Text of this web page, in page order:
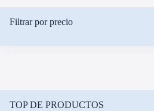
Filtrar por precio
TOP DE PRODUCTOS